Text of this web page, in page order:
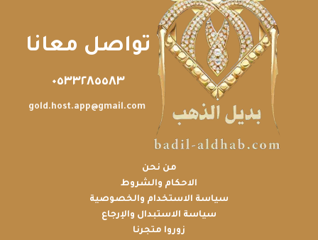
تواصل معانا
٠٥٣٣٢٨٥٥٨٣
gold.host.app@gmail.com
من نحن
الاحكام والشروط
سياسة الاستخدام والخصوصية
سياسة الاستبدال والإرجاع
زوروا متجرنا